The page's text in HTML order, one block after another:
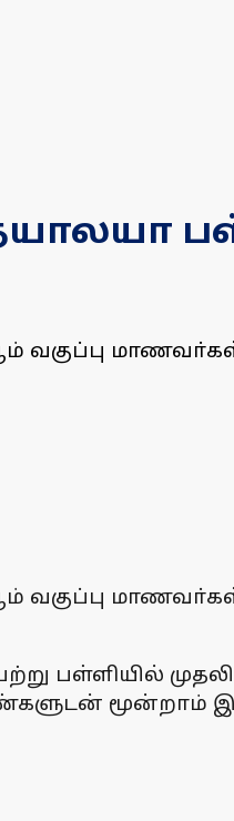
வகுப்பு
வகுப்பு
பள்ளியில்
மூன்றாம்